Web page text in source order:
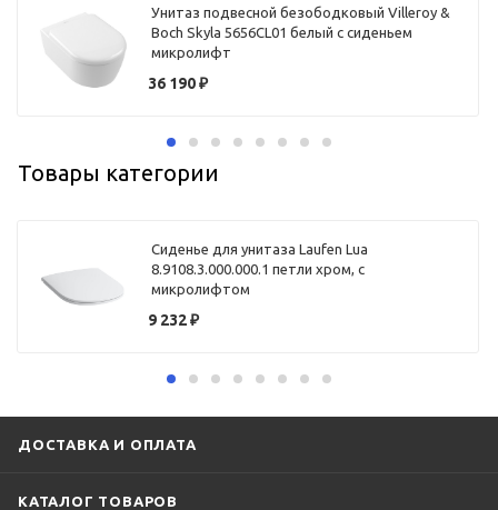
Унитаз подвесной безободковый Villeroy &
Boch Skyla 5656CL01 белый с сиденьем
микролифт
36 190₽
Товары категории
Сиденье для унитаза Laufen Lua
8.9108.3.000.000.1 петли хром, с
микролифтом
9 232₽
ДОСТАВКА И ОПЛАТА
КАТАЛОГ ТОВАРОВ